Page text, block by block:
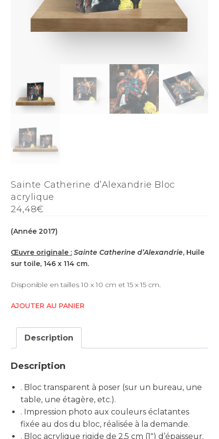
Sainte Catherine d’Alexandrie Bloc
acrylique
24,48€
(Année 2017)
Œuvre originale : Sainte Catherine d’Alexandrie, Huile
sur toile, 146 x 114 cm.
Disponible en tailles 10 x 10 cm et 15 x 15 cm.
AJOUTER AU PANIER
Description
Description
. Bloc transparent à poser (sur un bureau, une
table, une étagère, etc.).
. Impression photo aux couleurs éclatantes
fixée au dos du bloc, réalisée à la demande.
. Bloc acrylique rigide de 2,5 cm (1″) d’épaisseur.